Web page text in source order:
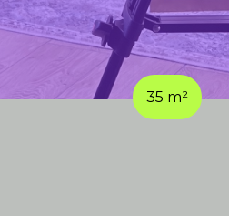
35 m²